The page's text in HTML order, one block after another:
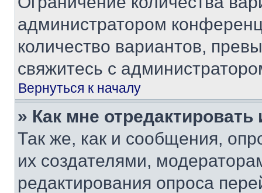
администратором
количество вариантов,
свяжитесь с
Вернуться к началу
» Как мне
Так же, как и сообщения,
их создателями,
редактирования опроса